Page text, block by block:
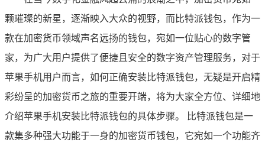
颗璀璨的新星，逐渐映入大众的视野，而比特派钱包，作为一
款在加密货币领域声名远扬的钱包，宛如一位贴心的数字管
家，为广大用户提供了便捷且安全的数字资产管理服务，对于
苹果手机用户而言，如何正确安装比特派钱包，无疑是开启精
彩纷呈的加密货币之旅的重要开端，将为大家全方位、详细地
介绍苹果手机安装比特派钱包的具体步骤。 比特派钱包是一
款集多种强大功能于一身的加密货币钱包，它宛如一个功能齐